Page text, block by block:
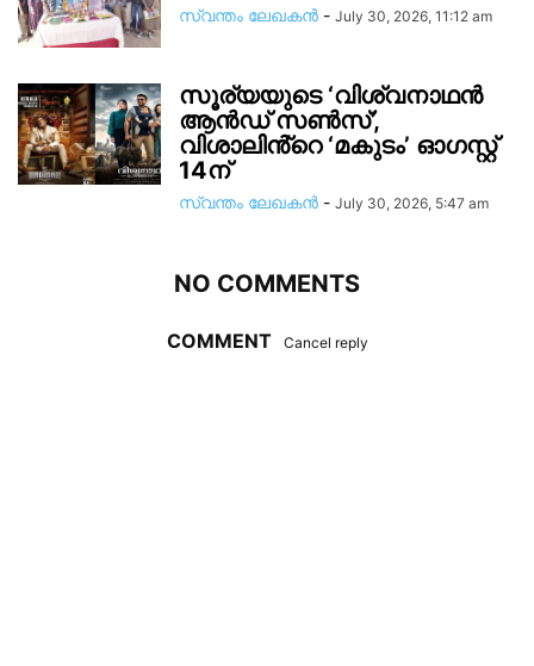
സ്വന്തം ലേഖകന്‍ - July 30, 2026, 11:12 am
സൂര്യയുടെ ‘വിശ്വനാഥൻ
ആൻഡ് സൺസ്’,
വിശാലിൻ്റെ ‘മകുടം’ ഓഗസ്റ്റ്
14ന്
സ്വന്തം ലേഖകന്‍ - July 30, 2026, 5:47 am
NO COMMENTS
COMMENT Cancel reply